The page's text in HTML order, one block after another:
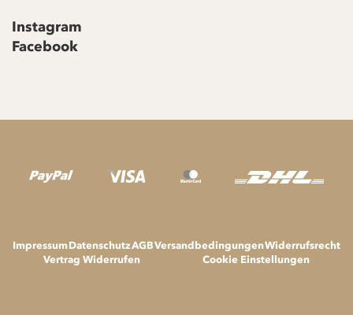
Instagram
Facebook
ImpressumDatenschutzAGBVersandbedingungenWiderrufsrecht
Vertrag Widerrufen
Cookie Einstellungen